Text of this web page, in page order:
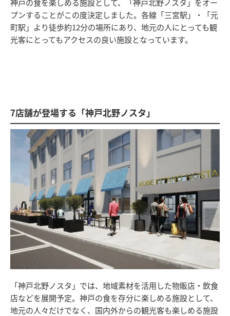
神戸の食を楽しめる施設として、「神戸北野ノスタ」をオー
プンすることがこの度決定しました。各線「三宮駅」・「元
町駅」より徒歩約12分の場所にあり、地元の人にとっても観
光客にとってもアクセスの良い施設となっています。
7店舗が登場する「神戸北野ノスタ」
「神戸北野ノスタ」では、地域素材を活用した物販店・飲食
店などを展開予定。神戸の食を存分に楽しめる施設として、
地元の人々だけでなく、国内外からの観光客も楽しめる施設